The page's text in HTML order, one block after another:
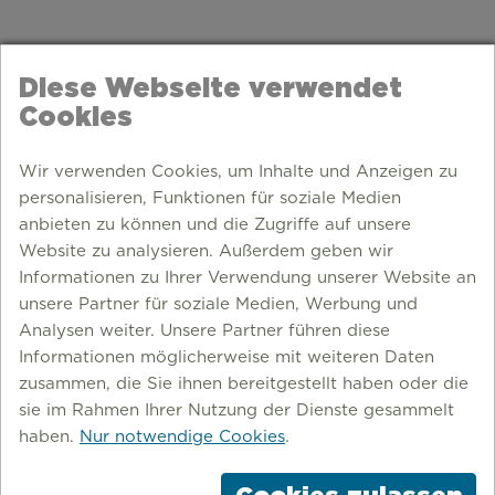
Diese Webseite verwendet
Cookies
Wir verwenden Cookies, um Inhalte und Anzeigen zu
personalisieren, Funktionen für soziale Medien
anbieten zu können und die Zugriffe auf unsere
Website zu analysieren. Außerdem geben wir
Informationen zu Ihrer Verwendung unserer Website an
unsere Partner für soziale Medien, Werbung und
Analysen weiter. Unsere Partner führen diese
Informationen möglicherweise mit weiteren Daten
zusammen, die Sie ihnen bereitgestellt haben oder die
sie im Rahmen Ihrer Nutzung der Dienste gesammelt
haben. Nur notwendige Cookies.